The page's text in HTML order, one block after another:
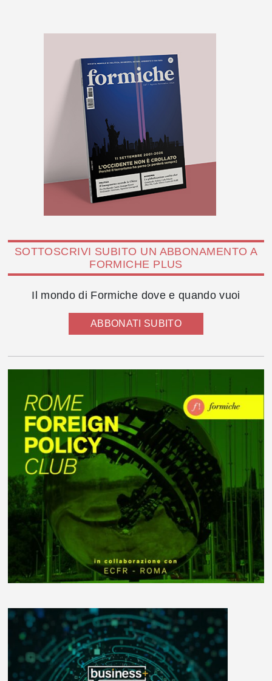
SOTTOSCRIVI SUBITO UN ABBONAMENTO A
FORMICHE PLUS
Il mondo di Formiche dove e quando vuoi
ABBONATI SUBITO